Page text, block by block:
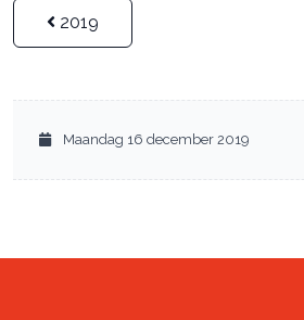
2019
Maandag 16 december 2019